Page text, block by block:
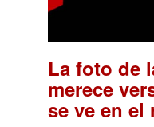
La foto de
merece
se ve en el